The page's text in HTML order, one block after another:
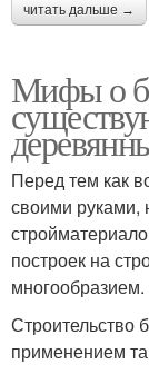
читать дальше →
Мифы о
Перед тем как
своими
построек на
многообразием.
Строительство
применением